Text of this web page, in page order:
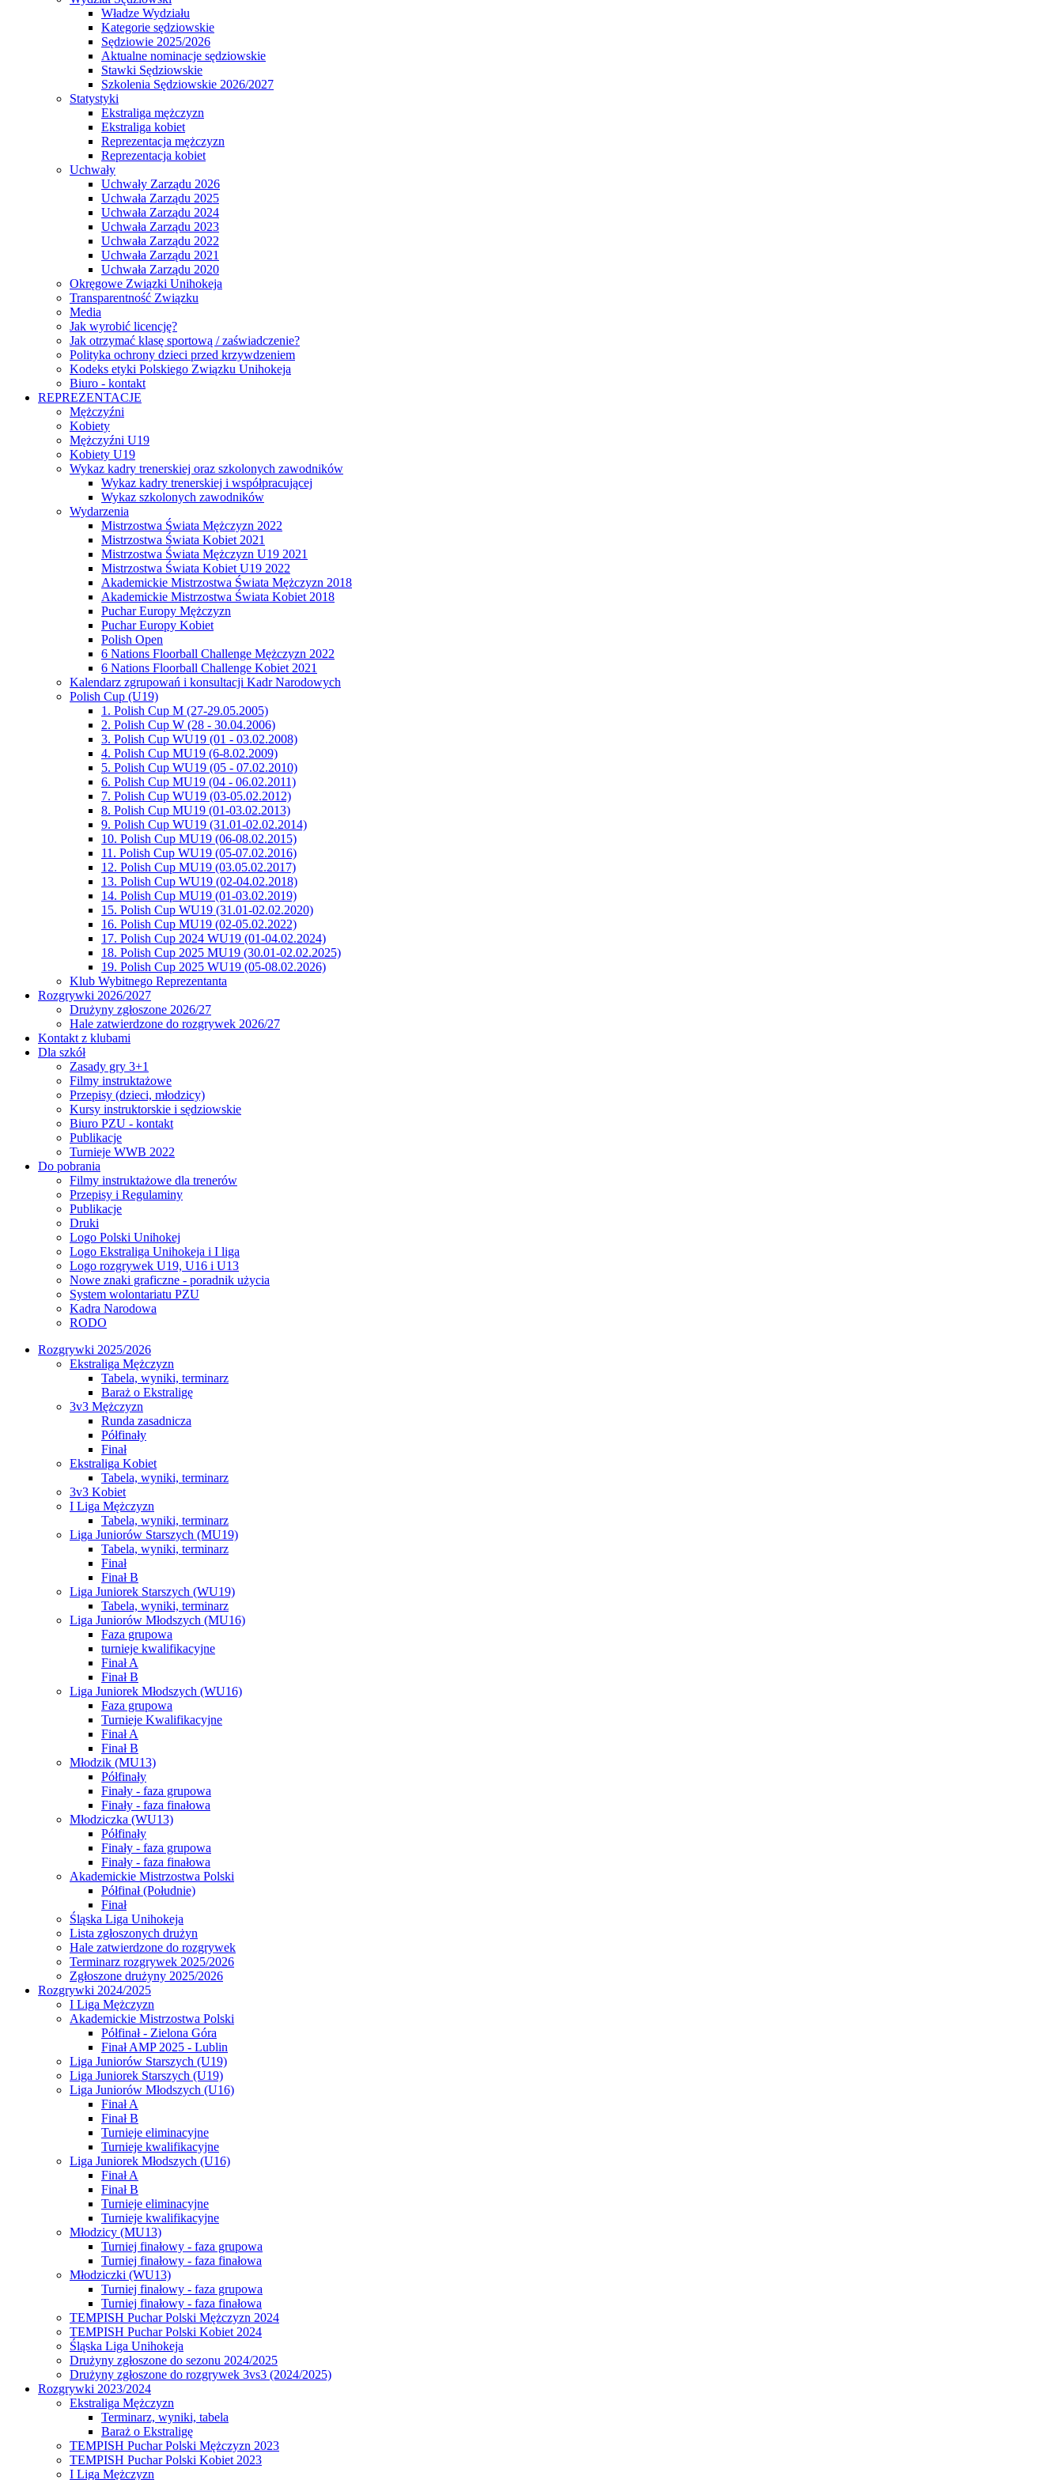
Władze Wydziału
Kategorie sędziowskie
Sędziowie 2025/2026
Aktualne nominacje sędziowskie
Stawki Sędziowskie
Szkolenia Sędziowskie 2026/2027
Statystyki
Ekstraliga mężczyzn
Ekstraliga kobiet
Reprezentacja mężczyzn
Reprezentacja kobiet
Uchwały
Uchwały Zarządu 2026
Uchwała Zarządu 2025
Uchwała Zarządu 2024
Uchwała Zarządu 2023
Uchwała Zarządu 2022
Uchwała Zarządu 2021
Uchwała Zarządu 2020
Okręgowe Związki Unihokeja
Transparentność Związku
Media
Jak wyrobić licencję?
Jak otrzymać klasę sportową / zaświadczenie?
Polityka ochrony dzieci przed krzywdzeniem
Kodeks etyki Polskiego Związku Unihokeja
Biuro - kontakt
REPREZENTACJE
Mężczyźni
Kobiety
Mężczyźni U19
Kobiety U19
Wykaz kadry trenerskiej oraz szkolonych zawodników
Wykaz kadry trenerskiej i współpracującej
Wykaz szkolonych zawodników
Wydarzenia
Mistrzostwa Świata Mężczyzn 2022
Mistrzostwa Świata Kobiet 2021
Mistrzostwa Świata Mężczyzn U19 2021
Mistrzostwa Świata Kobiet U19 2022
Akademickie Mistrzostwa Świata Mężczyzn 2018
Akademickie Mistrzostwa Świata Kobiet 2018
Puchar Europy Mężczyzn
Puchar Europy Kobiet
Polish Open
6 Nations Floorball Challenge Mężczyzn 2022
6 Nations Floorball Challenge Kobiet 2021
Kalendarz zgrupowań i konsultacji Kadr Narodowych
Polish Cup (U19)
1. Polish Cup M (27-29.05.2005)
2. Polish Cup W (28 - 30.04.2006)
3. Polish Cup WU19 (01 - 03.02.2008)
4. Polish Cup MU19 (6-8.02.2009)
5. Polish Cup WU19 (05 - 07.02.2010)
6. Polish Cup MU19 (04 - 06.02.2011)
7. Polish Cup WU19 (03-05.02.2012)
8. Polish Cup MU19 (01-03.02.2013)
9. Polish Cup WU19 (31.01-02.02.2014)
10. Polish Cup MU19 (06-08.02.2015)
11. Polish Cup WU19 (05-07.02.2016)
12. Polish Cup MU19 (03.05.02.2017)
13. Polish Cup WU19 (02-04.02.2018)
14. Polish Cup MU19 (01-03.02.2019)
15. Polish Cup WU19 (31.01-02.02.2020)
16. Polish Cup MU19 (02-05.02.2022)
17. Polish Cup 2024 WU19 (01-04.02.2024)
18. Polish Cup 2025 MU19 (30.01-02.02.2025)
19. Polish Cup 2025 WU19 (05-08.02.2026)
Klub Wybitnego Reprezentanta
Rozgrywki 2026/2027
Drużyny zgłoszone 2026/27
Hale zatwierdzone do rozgrywek 2026/27
Kontakt z klubami
Dla szkół
Zasady gry 3+1
Filmy instruktażowe
Przepisy (dzieci, młodzicy)
Kursy instruktorskie i sędziowskie
Biuro PZU - kontakt
Publikacje
Turnieje WWB 2022
Do pobrania
Filmy instruktażowe dla trenerów
Przepisy i Regulaminy
Publikacje
Druki
Logo Polski Unihokej
Logo Ekstraliga Unihokeja i I liga
Logo rozgrywek U19, U16 i U13
Nowe znaki graficzne - poradnik użycia
System wolontariatu PZU
Kadra Narodowa
RODO
Rozgrywki 2025/2026
Ekstraliga Mężczyzn
Tabela, wyniki, terminarz
Baraż o Ekstraligę
3v3 Mężczyzn
Runda zasadnicza
Półfinały
Finał
Ekstraliga Kobiet
Tabela, wyniki, terminarz
3v3 Kobiet
I Liga Mężczyzn
Tabela, wyniki, terminarz
Liga Juniorów Starszych (MU19)
Tabela, wyniki, terminarz
Finał
Finał B
Liga Juniorek Starszych (WU19)
Tabela, wyniki, terminarz
Liga Juniorów Młodszych (MU16)
Faza grupowa
turnieje kwalifikacyjne
Finał A
Finał B
Liga Juniorek Młodszych (WU16)
Faza grupowa
Turnieje Kwalifikacyjne
Finał A
Finał B
Młodzik (MU13)
Półfinały
Finały - faza grupowa
Finały - faza finałowa
Młodziczka (WU13)
Półfinały
Finały - faza grupowa
Finały - faza finałowa
Akademickie Mistrzostwa Polski
Półfinał (Południe)
Finał
Śląska Liga Unihokeja
Lista zgłoszonych drużyn
Hale zatwierdzone do rozgrywek
Terminarz rozgrywek 2025/2026
Zgłoszone drużyny 2025/2026
Rozgrywki 2024/2025
I Liga Mężczyzn
Akademickie Mistrzostwa Polski
Półfinał - Zielona Góra
Finał AMP 2025 - Lublin
Liga Juniorów Starszych (U19)
Liga Juniorek Starszych (U19)
Liga Juniorów Młodszych (U16)
Finał A
Finał B
Turnieje eliminacyjne
Turnieje kwalifikacyjne
Liga Juniorek Młodszych (U16)
Finał A
Finał B
Turnieje eliminacyjne
Turnieje kwalifikacyjne
Młodzicy (MU13)
Turniej finałowy - faza grupowa
Turniej finałowy - faza finałowa
Młodziczki (WU13)
Turniej finałowy - faza grupowa
Turniej finałowy - faza finałowa
TEMPISH Puchar Polski Mężczyzn 2024
TEMPISH Puchar Polski Kobiet 2024
Śląska Liga Unihokeja
Drużyny zgłoszone do sezonu 2024/2025
Drużyny zgłoszone do rozgrywek 3vs3 (2024/2025)
Rozgrywki 2023/2024
Ekstraliga Mężczyzn
Terminarz, wyniki, tabela
Baraż o Ekstraligę
TEMPISH Puchar Polski Mężczyzn 2023
TEMPISH Puchar Polski Kobiet 2023
I Liga Mężczyzn